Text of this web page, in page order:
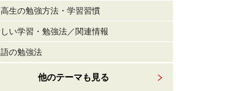
生の勉強方法・学習習慣
い学習・勉強法／関連情報
語の勉強法
他のテーマも見る